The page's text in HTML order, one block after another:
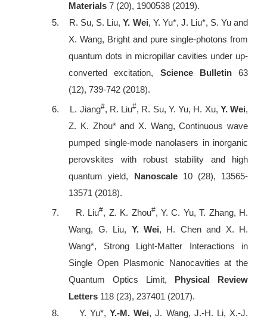
Materials 7 (20), 1900538 (2019).
5.
R. Su, S. Liu,Y. Wei, Y. Yu*, J. Liu*, S. Yu and
X. Wang, Bright and pure single-photons from
quantum dots in micropillar cavities under up-
converted excitation, Science Bulletin63
(12), 739-742 (2018).
6.
L. Jiang#, R. Liu#, R. Su, Y. Yu, H. Xu, Y. Wei,
Z. K. Zhou* and X. Wang, Continuous wave
pumped single-mode nanolasers in inorganic
perovskites with robust stability and high
quantum yield, Nanoscale10 (28), 13565-
13571 (2018).
7.
R. Liu#, Z. K. Zhou#, Y. C. Yu, T. Zhang, H.
Wang, G. Liu, Y. Wei, H. Chen and X. H.
Wang*, Strong Light-Matter Interactions in
Single Open Plasmonic Nanocavities at the
Quantum Optics Limit, Physical Review
Letters 118 (23), 237401 (2017).
8.
Y. Yu*,Y.-M. Wei, J. Wang, J.-H. Li, X.-J.